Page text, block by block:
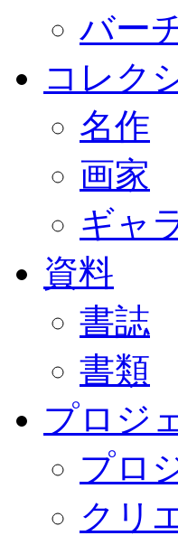
バー
コレク
名作
画家
ギャ
資料
書誌
書類
プロジ
プロ
クリ